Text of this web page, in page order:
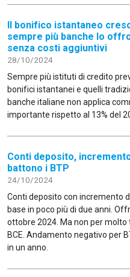
Il bonifico istantaneo
sempre più banche lo
senza costi aggiuntivi
28/10/2024
Sempre più istituti di credito
bonifici istantanei e quelli
banche italiane non applica
importante rispetto al 13% del
Conti deposito,
battono i BTP
24/10/2024
Conti deposito con incremento
base in poco più di due anni.
ottobre 2024. Ma non per
BCE. Andamento negativo per
in un anno.